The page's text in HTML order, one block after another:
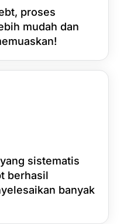
proses
mudah dan
sistematis
berhasil
banyak